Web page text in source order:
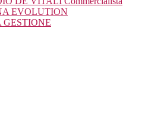
EVOLUTION
GESTIONE